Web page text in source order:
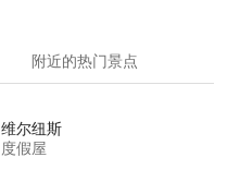
附近的热门景点
维尔纽斯
度假屋